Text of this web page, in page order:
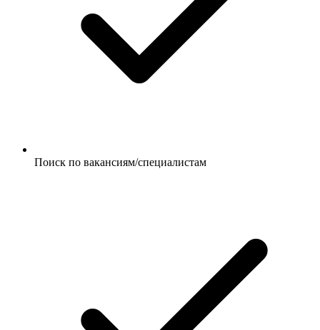
Поиск по вакансиям/специалистам